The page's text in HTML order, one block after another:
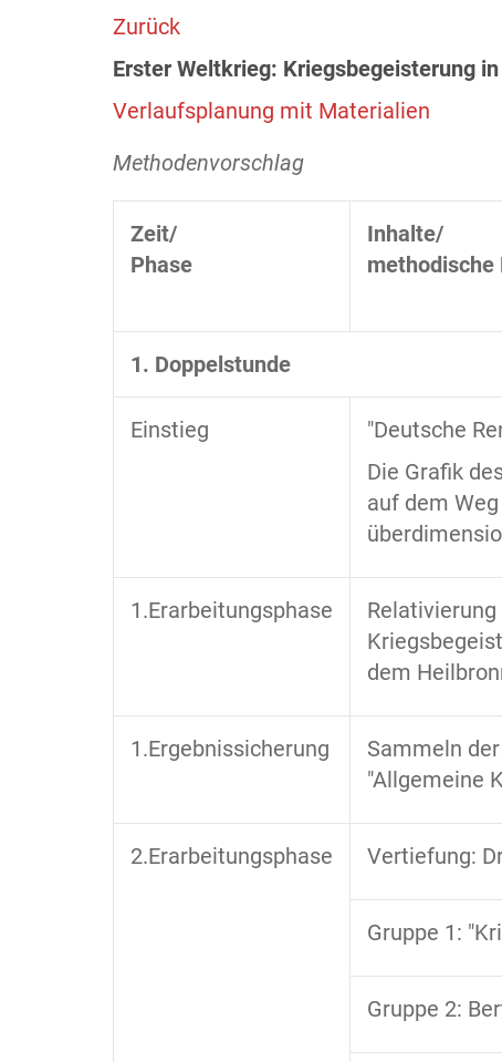
Zurück
Erster Weltkrieg: Kriegsbegeisterung
Verlaufsplanung mit Materialien
Methodenvorschlag
Zeit/
Phase
Inhalte/
methodische
1. Doppelstunde
Einstieg
"Deutsche
Die Grafik
auf dem
1.Erarbeitungsphase
dem
1.Ergebnissicherung
Sammeln
"Allgemeine
2.Erarbeitungsphase Vertiefung:
Gruppe 1:
Gruppe 2: